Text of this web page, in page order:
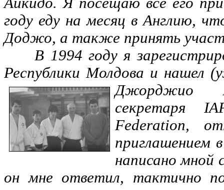
году еду на месяц в Англию,
Доджо, а также принять
В 1994 году я
Республики Молдова и нашел
Джорджио
секретаря
Federation,
приглашением
написано мной
он мне ответил, тактично